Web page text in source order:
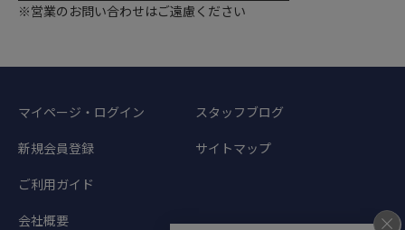
※営業のお問い合わせはご遠慮ください
マイページ・ログイン
新規会員登録
ご利用ガイド
会社概要
スタッフブログ
サイトマップ